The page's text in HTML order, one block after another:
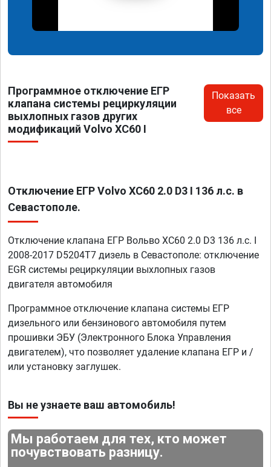
Программное отключение ЕГР
клапана системы рециркуляции
выхлопных газов других
модификаций Volvo XC60 I
Показать
все
Отключение ЕГР Volvo XC60 2.0 D3 I 136 л.с. в
Севастополе.
Отключение клапана ЕГР Вольво XC60 2.0 D3 136 л.с. I
2008-2017 D5204T7 дизель в Севастополе: отключение
EGR системы рециркуляции выхлопных газов
двигателя автомобиля
Программное отключение клапана системы ЕГР
дизельного или бензинового автомобиля путем
прошивки ЭБУ (Электронного Блока Управления
двигателем), что позволяет удаление клапана ЕГР и /
или установку заглушек.
Вы не узнаете ваш автомобиль!
Мы работаем для тех, кто может
почувствовать разницу.